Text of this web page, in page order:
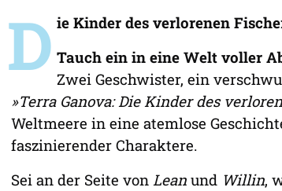
D ie Kinder des verlorenen
Tauch ein in eine Welt voller
Zwei Geschwister, ein
»Terra Ganova: Die Kinder des
Weltmeere in eine atemlose
faszinierender Charaktere.
Sei an der Seite von Lean und Willin,